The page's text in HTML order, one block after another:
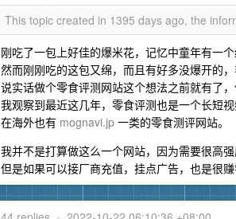
This topic created in 1395 days ago, the
刚吃了一包上好佳的爆米花，记忆中童年有一
然而刚刚吃的这包又绵，而且有好多没爆开的
说实话做个零食评测网站这个想法之前就有了
我观察到最近这几年，零食评测也是一个长短
在海外也有 mognavi.jp 一类的零食测评网站。
我并不是打算做这么一个网站，因为需要很高
但是如果可以接厂商充值，挂点广告，也是很